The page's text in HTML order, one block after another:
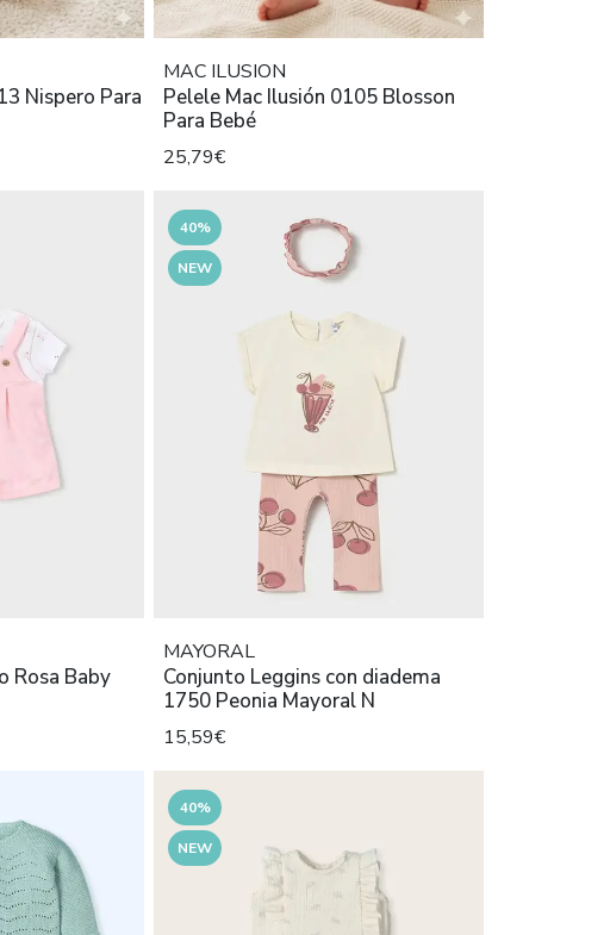
Nispero Para
MAC ILUSION
Pelele Mac Ilusión 0105 Blosson
Para Bebé
25,79€
Rosa Baby
40%
NEW
MAYORAL
Conjunto Leggins con diadema
1750 Peonia Mayoral N
15,59€
40%
NEW